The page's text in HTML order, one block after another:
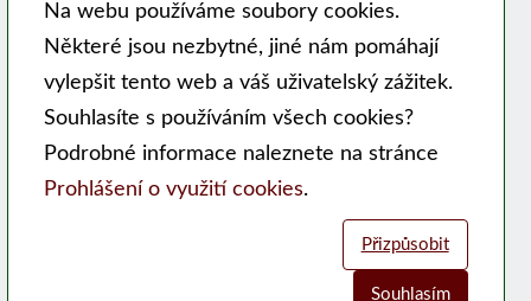
Časopis MODERNÍ VČELAŘ vydává PSNV-CZ:
Pracovní společnost nástavkových včelařů CZ, z. s.
Hlavní 99, 753 56 Opatovice
Kontakty
Na webu používáme soubory cookies.
Některé jsou nezbytné, jiné nám pomáhají
vylepšit tento web a váš uživatelský zážitek.
Souhlasíte s používáním všech cookies?
Podrobné informace naleznete na stránce
Prohlášení o využití cookies.
Přizpůsobit
Souhlasím